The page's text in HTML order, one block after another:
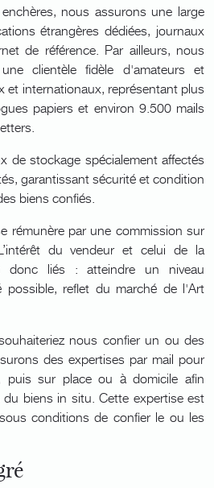
nous assurons une large
étrangères dédiées, journaux
de référence. Par ailleurs, nous
clientèle fidèle d'amateurs et
et internationaux, représentant plus
papiers et environ 9.500 mails
de stockage spécialement affectés
garantissant sécurité et condition
biens confiés.
rémunère par une commission sur
du vendeur et celui de la
donc liés : atteindre un niveau
possible, reflet du marché de l'Art
nous confier un ou des
des expertises par mail pour
puis sur place ou à domicile afin
biens in situ. Cette expertise est
conditions de confier le ou les